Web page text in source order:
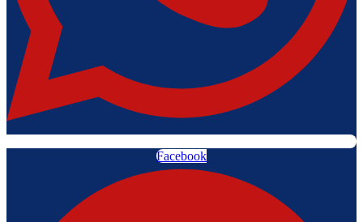
Facebook